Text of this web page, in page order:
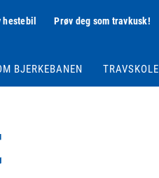
Prøv deg som travkusk!
BJERKEBANEN TRAVSKOLE